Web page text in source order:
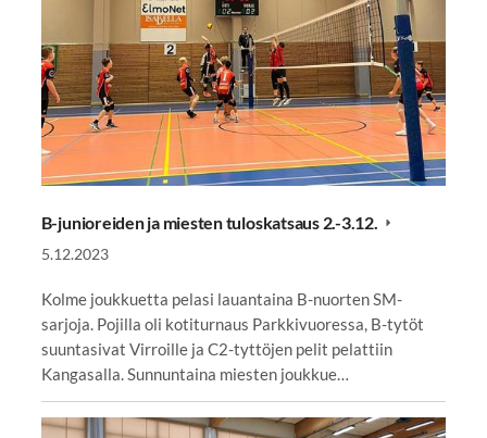
B-junioreiden ja miesten tuloskatsaus 2.-3.12.
5.12.2023
Kolme joukkuetta pelasi lauantaina B-nuorten SM-
sarjoja. Pojilla oli kotiturnaus Parkkivuoressa, B-tytöt
suuntasivat Virroille ja C2-tyttöjen pelit pelattiin
Kangasalla. Sunnuntaina miesten joukkue…